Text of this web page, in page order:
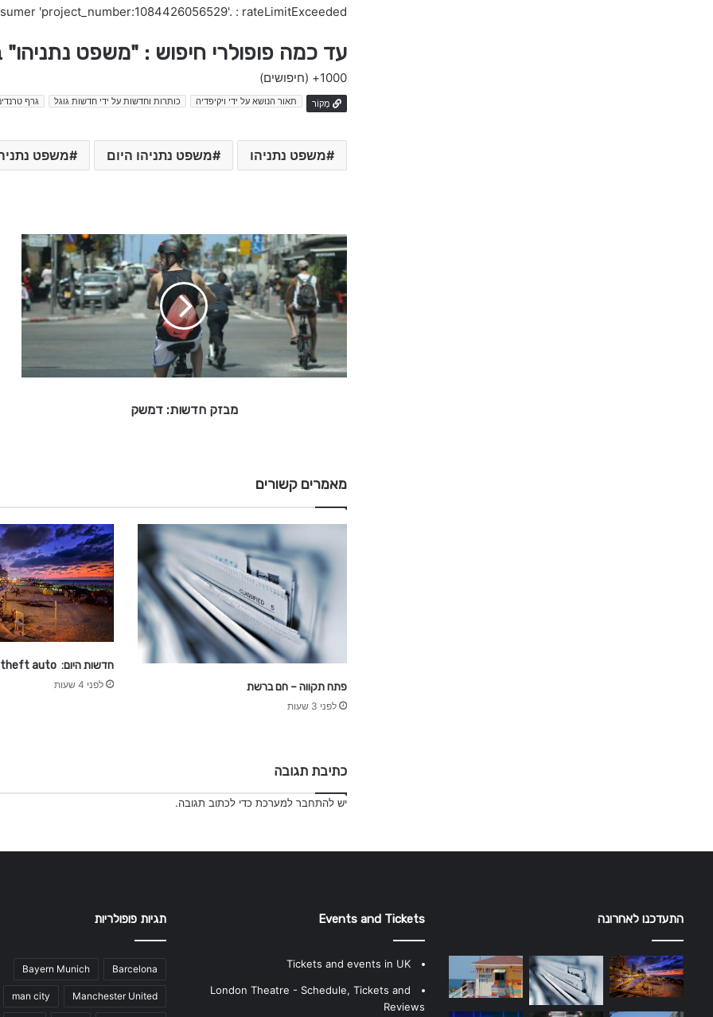
'project_number:1084426056529'. : rateLimitExceeded
עד כמה פופולרי חיפוש : "משפט
1000+ (חיפושים)
מָקוֹר תאור הנושא על ידי ויקיפדיה כותרות וחדשות על ידי חדשות גוגל גרף
משפט נתניהו משפט נתניהו היום משפט
מ
ז
ק
ח
ד
ו
ת
מבזק חדשות: דמשק
מאמרים קשורים
פתח תקווה – חם ברשת
לפני 3 שעות
חדשות היום: grand theft auto
לפני 4 שעות
כתיבת תגובה
ישלהתחבר למערכת כדי לכתוב תגובה.
התעדכנו לאחרונה Events and Tickets
Tickets and events in UK
London Theatre - Schedule, Tickets and
Reviews
תגיות פופולריות
Barcelona
Bayern Munich
Manchester United
man city